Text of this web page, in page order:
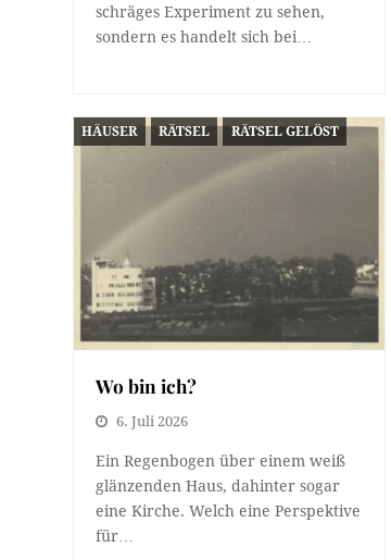
schräges Experiment zu sehen,
sondern es handelt sich bei…
HÄUSER RÄTSEL RÄTSEL GELÖST
Wo bin ich?
6. Juli 2026
Ein Regenbogen über einem weiß
glänzenden Haus, dahinter sogar
eine Kirche. Welch eine Perspektive
für…